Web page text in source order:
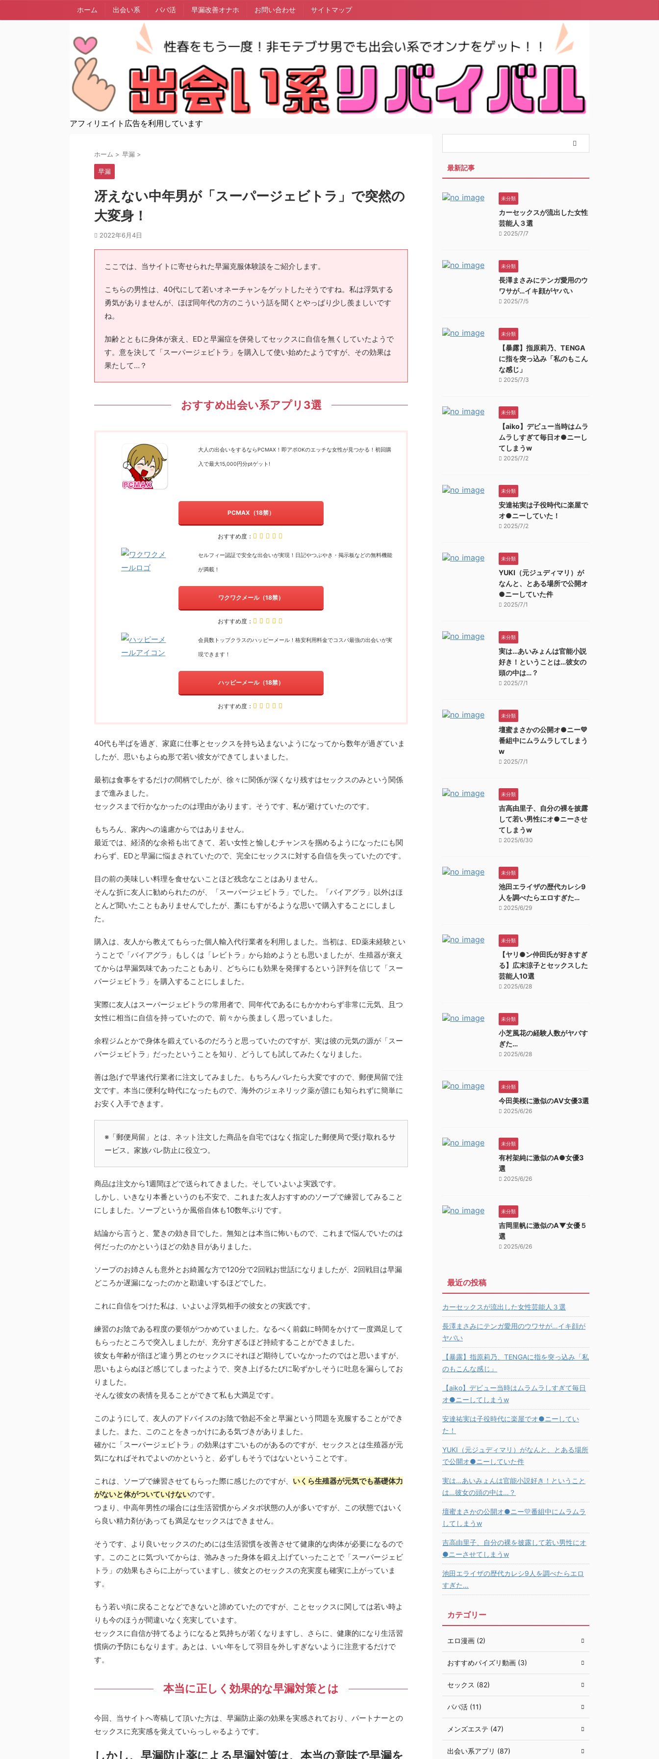
ホーム 出会い系 パパ活 早漏改善オナホ お問い合わせ サイトマップ
アフィリエイト広告を利用しています
ホーム > 早漏 >
早漏
冴えない中年男が「スーパージェビトラ」で突然の
大変身！
2022年6月4日
ここでは、当サイトに寄せられた早漏克服体験談をご紹介します。
こちらの男性は、40代にして若いオネーチャンをゲットしたそうですね。私は浮気する
勇気がありませんが、ほぼ同年代の方のこういう話を聞くとやっぱり少し羨ましいです
ね。
加齢とともに身体が衰え、EDと早漏症を併発してセックスに自信を無くしていたようで
す。意を決して「スーパージェビトラ」を購入して使い始めたようですが、その効果は
果たして…？
おすすめ出会い系アプリ3選
大人の出会いをするならPCMAX！即アポOKのエッチな女性が見つかる！初回購
入で最大15,000円分ptゲット!
PCMAX（18禁）
おすすめ度：
セルフィー認証で安全な出会いが実現！日記やつぶやき・掲示板などの無料機能
が満載！
ワクワクメール（18禁）
おすすめ度：
会員数トップクラスのハッピーメール！格安利用料金でコスパ最強の出会いが実
現できます！
ハッピーメール（18禁）
おすすめ度：
40代も半ばを過ぎ、家庭に仕事とセックスを持ち込まないようになってから数年が過ぎていま
したが、思いもよらぬ形で若い彼女ができてしまいました。
最初は食事をするだけの間柄でしたが、徐々に関係が深くなり残すはセックスのみという関係
まで進みました。
セックスまで行かなかったのは理由があります。そうです、私が避けていたのです。
もちろん、家内への遠慮からではありません。
最近では、経済的な余裕も出てきて、若い女性と愉しむチャンスを掴めるようになったにも関
わらず、EDと早漏に悩まされていたので、完全にセックスに対する自信を失っていたのです。
目の前の美味しい料理を食せないことほど残念なことはありません。
そんな折に友人に勧められたのが、「スーパージェビトラ」でした。「バイアグラ」以外はほ
とんど聞いたこともありませんでしたが、藁にもすがるような思いで購入することにしまし
た。
購入は、友人から教えてもらった個人輸入代行業者を利用しました。当初は、ED薬未経験とい
うことで「バイアグラ」もしくは「レビトラ」から始めようとも思いましたが、生殖器が衰え
てからは早漏気味であったこともあり、どちらにも効果を発揮するという評判を信じて「スー
パージェビトラ」を購入することにしました。
実際に友人はスーパージェビトラの常用者で、同年代であるにもかかわらず非常に元気、且つ
女性に相当に自信を持っていたので、前々から羨ましく思っていました。
余程ジムとかで身体を鍛えているのだろうと思っていたのですが、実は彼の元気の源が「スー
パージェビトラ」だったということを知り、どうしても試してみたくなりました。
善は急げで早速代行業者に注文してみました。もちろんバレたら大変ですので、郵便局留で注
文です。本当に便利な時代になったもので、海外のジェネリック薬が誰にも知られずに簡単に
お安く入手できます。
※「郵便局留」とは、ネット注文した商品を自宅ではなく指定した郵便局で受け取れるサ
ービス。家族バレ防止に役立つ。
商品は注文から1週間ほどで送られてきました。そしていよいよ実践です。
しかし、いきなり本番というのも不安で、これまた友人おすすめのソープで練習してみること
にしました。ソープというか風俗自体も10数年ぶりです。
結論から言うと、驚きの効き目でした。無知とは本当に怖いもので、これまで悩んでいたのは
何だったのかというほどの効き目がありました。
ソープのお姉さんも意外とお綺麗な方で120分で2回戦お世話になりましたが、2回戦目は早漏
どころか遅漏になったのかと勘違いするほどでした。
これに自信をつけた私は、いよいよ浮気相手の彼女との実践です。
練習のお陰である程度の要領がつかめていました。なるべく前戯に時間をかけて一度満足して
もらったところで突入しましたが、充分すぎるほど持続することができました。
彼女も年齢が倍ほど違う男とのセックスにそれほど期待していなかったのではと思いますが、
思いもよらぬほど感じてしまったようで、突き上げるたびに恥ずかしそうに吐息を漏らしてお
りました。
そんな彼女の表情を見ることができて私も大満足です。
このようにして、友人のアドバイスのお陰で勃起不全と早漏という問題を克服することができ
ました。また、このことをきっかけにある気づきがありました。
確かに「スーパージェビトラ」の効果はすごいものがあるのですが、セックスとは生殖器が元
気になればそれでよいのかというと、必ずしもそうではないということです。
これは、ソープで練習させてもらった際に感じたのですが、 いくら生殖器が元気でも基礎体力
がないと体がついていけないのです。
つまり、中高年男性の場合には生活習慣からメタボ状態の人が多いですが、この状態ではいく
ら良い精力剤があっても満足なセックスはできません。
そうです、より良いセックスのためには生活習慣を改善させて健康的な肉体が必要になるので
す。このことに気づいてからは、弛みきった身体を鍛え上げていったことで「スーパージェビ
トラ」の効果もさらに上がっていますし、彼女とのセックスの充実度も確実に上がっていま
す。
もう若い頃に戻ることなどできないと諦めていたのですが、ことセックスに関しては若い時よ
りも今のほうが間違いなく充実しています。
セックスに自信が持てるようになると気持ちが若くなりますし、さらに、健康的になり生活習
慣病の予防にもなります。あとは、いい年をして羽目を外しすぎないように注意するだけで
す。
本当に正しく効果的な早漏対策とは
今回、当サイトへ寄稿して頂いた方は、早漏防止薬の効果を実感されており、パートナーとの
セックスに充実感を覚えていらっしゃるようです。
しかし、早漏防止薬による早漏対策は、本当の意味で早漏を
最新記事
未分類
カーセックスが流出した女性
芸能人３選
2025/7/7
未分類
長澤まさみにテンガ愛用のウ
ワサが…イキ顔がヤバい
2025/7/5
未分類
【暴露】指原莉乃、TENGA
に指を突っ込み「私のもこん
な感じ」
2025/7/3
未分類
【aiko】デビュー当時はムラ
ムラしすぎて毎日オ●ニーし
てしまうw
2025/7/2
未分類
安達祐実は子役時代に楽屋で
オ●ニーしていた！
2025/7/2
未分類
YUKI（元ジュディマリ）が
なんと、とある場所で公開オ
●ニーしていた件
2025/7/1
未分類
実は…あいみょんは官能小説
好き！ということは…彼女の
頭の中は…？
2025/7/1
未分類
壇蜜まさかの公開オ●ニー💛
番組中にムラムラしてしまう
w
2025/7/1
未分類
吉高由里子、自分の裸を披露
して若い男性にオ●ニーさせ
てしまうw
2025/6/30
未分類
池田エライザの歴代カレシ9
人を調べたらエロすぎた…
2025/6/29
未分類
【ヤリ●ン仲田氏が好きすぎ
る】広末涼子とセックスした
芸能人10選
2025/6/28
未分類
小芝風花の経験人数がヤバす
ぎた…
2025/6/28
未分類
今田美桜に激似のAV女優3選
2025/6/26
未分類
有村架純に激似のA●女優3
選
2025/6/26
未分類
吉岡里帆に激似のA▼女優５
選
2025/6/26
最近の投稿
カーセックスが流出した女性芸能人３選
長澤まさみにテンガ愛用のウワサが…イキ顔が
ヤバい
【暴露】指原莉乃、TENGAに指を突っ込み「私
のもこんな感じ」
【aiko】デビュー当時はムラムラしすぎて毎日
オ●ニーしてしまうw
安達祐実は子役時代に楽屋でオ●ニーしてい
た！
YUKI（元ジュディマリ）がなんと、とある場所
で公開オ●ニーしていた件
実は…あいみょんは官能小説好き！ということ
は…彼女の頭の中は…？
壇蜜まさかの公開オ●ニー💛番組中にムラムラ
してしまうw
吉高由里子、自分の裸を披露して若い男性にオ
●ニーさせてしまうw
池田エライザの歴代カレシ9人を調べたらエロ
すぎた…
カテゴリー
エロ漫画 (2)
おすすめパイズリ動画 (3)
セックス (82)
パパ活 (11)
メンズエステ (47)
出会い系アプリ (87)